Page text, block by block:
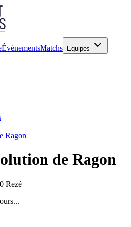
ÉvénementsMatchs Equipes
Ragon
de Ragon
Rezé